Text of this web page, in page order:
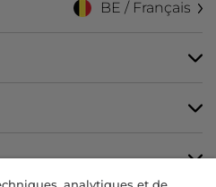
BE / Français